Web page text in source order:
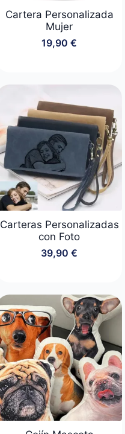
Cartera Personalizada
Mujer
19,90 €
Carteras Personalizadas
con Foto
39,90 €